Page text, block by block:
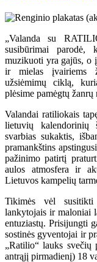
„Valanda su
susibūrimai parodė,
muzikuoti yra gajūs, o
ir mielas įvairiems
užsiėmimų ciklą,
plėsime pamėgtų žanrų
Valandai ratiliokais
lietuvių kalendorinių
svarbias sukaktis,
pramankštins
pažinimo patirtį
aulos atmosfera ir
Lietuvos kampelių
Tikimės vėl
lankytojais ir maloniai
entuziastų. Prisijungti
sostinės gyventojai ir
„Ratilio“ lauks svečių
antrąjį pirmadienį) 18